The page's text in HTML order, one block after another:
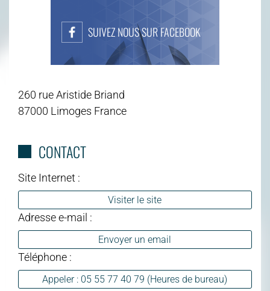
SUIVEZ NOUS SUR FACEBOOK
260 rue Aristide Briand
87000 Limoges France
CONTACT
Site Internet :
Visiter le site
Adresse e-mail :
Envoyer un email
Téléphone :
Appeler : 05 55 77 40 79 (Heures de bureau)